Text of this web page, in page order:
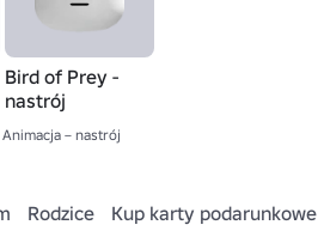
Bird of Prey -
nastrój
Animacja – nastrój
Rodzice Kup karty podarunkowe